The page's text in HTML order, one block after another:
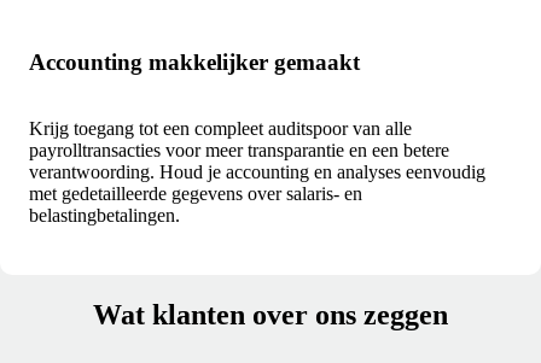
Accounting makkelijker gemaakt
Krijg toegang tot een compleet auditspoor van alle
payrolltransacties voor meer transparantie en een betere
verantwoording. Houd je accounting en analyses eenvoudig
met gedetailleerde gegevens over salaris- en
belastingbetalingen.
Wat klanten over ons zeggen